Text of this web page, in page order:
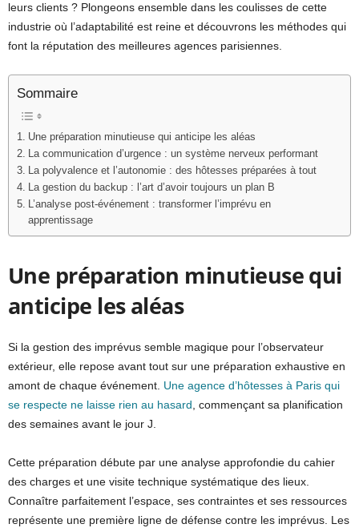
leurs clients ? Plongeons ensemble dans les coulisses de cette
industrie où l’adaptabilité est reine et découvrons les méthodes qui
font la réputation des meilleures agences parisiennes.
Sommaire
Une préparation minutieuse qui anticipe les aléas
La communication d’urgence : un système nerveux performant
La polyvalence et l’autonomie : des hôtesses préparées à tout
La gestion du backup : l’art d’avoir toujours un plan B
L’analyse post-événement : transformer l’imprévu en
apprentissage
Une préparation minutieuse qui
anticipe les aléas
Si la gestion des imprévus semble magique pour l’observateur
extérieur, elle repose avant tout sur une préparation exhaustive en
amont de chaque événement. Une agence d’hôtesses à Paris qui
se respecte ne laisse rien au hasard, commençant sa planification
des semaines avant le jour J.
Cette préparation débute par une analyse approfondie du cahier
des charges et une visite technique systématique des lieux.
Connaître parfaitement l’espace, ses contraintes et ses ressources
représente une première ligne de défense contre les imprévus. Les